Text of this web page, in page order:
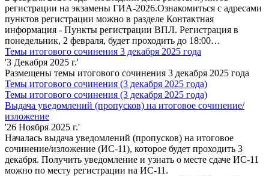
регистрации на экзамены ГИА-2026.Ознакомиться с адресами
пунктов регистрации можно в разделе Контактная
информация - Пункты регистрации ВПЛ. Регистрация в
понедельник, 2 февраля, будет проходить до 18:00…
Темы итогового сочинения 3 декабря 2025 года
'3 Декабря 2025 г.'
Размещены темы итогового сочинения 3 декабря 2025 года
Темы итогового сочинения (3 декабря 2025 года)
Темы итогового сочинения (3 декабря 2025 года)
Выдача уведомлений (пропусков) на итоговое сочинение/
изложение
'26 Ноября 2025 г.'
Началась выдача уведомлений (пропусков) на итоговое
сочинение/изложение (ИС-11), которое будет проходить 3
декабря. Получить уведомление и узнать о месте сдаче ИС-11
можно по месту регистрации на ИС-11.